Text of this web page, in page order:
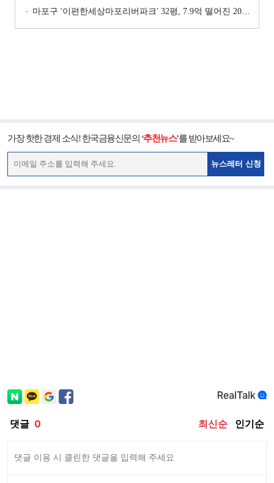
마포구 '이편한세상마포리버파크' 32평, 7.9억 떨어진 20.4억원에 거래 [일일 하락가]
가장 핫한 경제 소식! 한국금융신문의 ‘추천뉴스’를 받아보세요~
뉴스레터 신청